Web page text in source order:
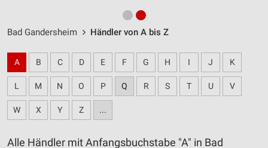
Bad Gandersheim Händler von A bis Z
A B C D E F G H I J K
L M N O P Q R S T U V
W X Y Z ...
Alle Händler mit Anfangsbuchstabe "A" in Bad